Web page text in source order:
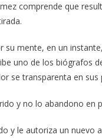
comprende que
su mente, en un
uno de los biógrafos
se transparenta en sus
y no lo abandono en
y le autoriza un